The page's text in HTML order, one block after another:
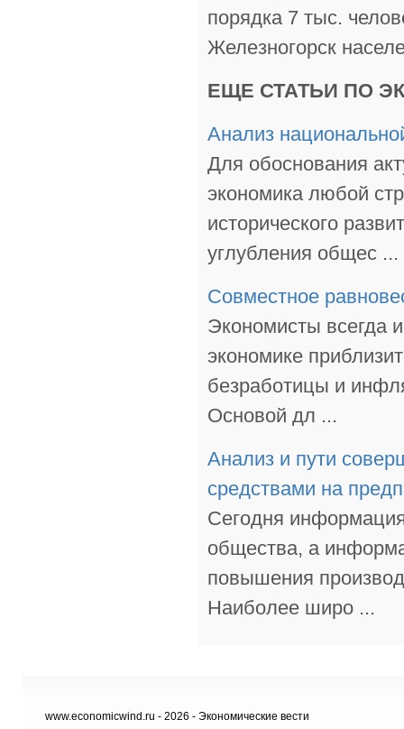
порядка 7 тыс.
Железногорск
ЕЩЕ СТАТЬИ ПО
Анализ
Для обоснования
экономика любой
исторического
углубления общес ...
Совместное
Экономисты всегда
экономике
безработицы и
Основой дл ...
Анализ и пути
средствами на
Сегодня
общества, а
повышения
Наиболее широ ...
www.economicwind.ru - 2026 - Экономические вести